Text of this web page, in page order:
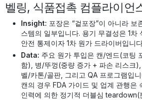
벨링, 식품접촉 컴플라이언
Insight: 포장은 “겉포장”이 아니라 보
스템의 일부입니다. 용기 무결성은 1차
안전 통제이자 1차 원가 드라이버입니
Data: 주요 원가 투입은 캔/엔드(코팅
함), 병/뚜껑(중량 증가 + 파손 리스크
벨/카톤/골판, 그리고 QA 프로그램입니
캔의 경우 FDA 가이드 및 업계 관행은
인력에 의한 정기적 더블심 teardown(